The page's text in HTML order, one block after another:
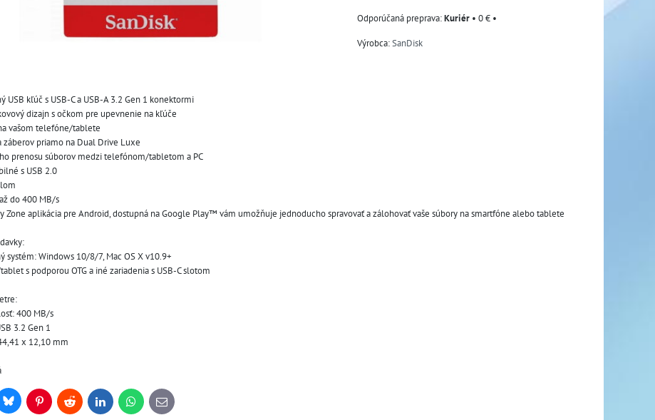
Kuriér • 0 € •
Výrobca:SanDisk
USB kľúč s USB-C a USB-A 3.2 Gen 1 konektormi
dizajn s očkom pre upevnenie na kľúče
vašom telefóne/tablete
záberov priamo na Dual Drive Luxe
prenosu súborov medzi telefónom/tabletom a PC
s USB 2.0
do 400 MB/s
Zone aplikácia pre Android, dostupná na Google Play™ vám umožňuje jednoducho spravovať a zálohovať vaše súbory na smartfóne alebo tablete
systém: Windows 10/8/7, Mac OS X v10.9+
s podporou OTG a iné zariadenia s USB-C slotom
400 MB/s
3.2 Gen 1
x 12,10 mm
BlueskyPinterestReddit LinkedInWhatsApp
E-
mail